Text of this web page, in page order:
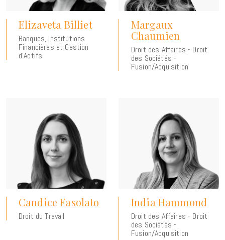
Elizaveta Billiet
Banques, Institutions
Financières et Gestion
d'Actifs
Margaux
Chaumien
Droit des Affaires - Droit
des Sociétés -
Fusion/Acquisition
Candice Fasolato
Droit du Travail
India Hammond
Droit des Affaires - Droit
des Sociétés -
Fusion/Acquisition